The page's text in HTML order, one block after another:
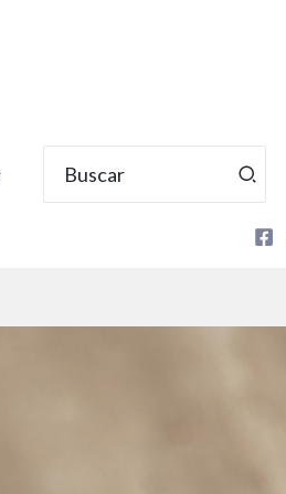
por: